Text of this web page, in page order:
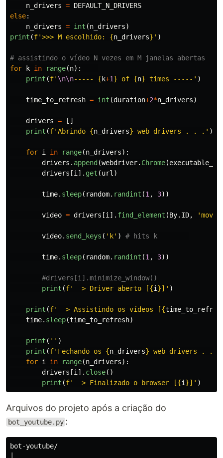
n_drivers = DEFAULT_N_DRIVERS
else:
n_drivers = int (n_drivers)
print (f'>>> M escolhido: {n_drivers} ' )
for
k in range(n):
print (f' \n\n----- { k+1} of {n} times ----- ' )
time_to_refresh = int (duration+2*n_drivers)
drivers =
[]
print (f'Abrindo {n_drivers} web drivers . . . ' )
for i in range(n_drivers):
drivers . append (webdriver. Chrome(
drivers [i ]. get (url )
time. sleep( random. randint (1 , 3))
video = drivers [i ]. find_element (By. ID, '
video. send_keys ( ' k' )
time. sleep( random. randint (1 , 3))
print (f'
  > Driver aberto [
{i }] ' )
print (f'
  > Assistindo os vídeos [
{
time. sleep(time_to_refresh)
print ( '' )
print (f' Fechando os {n_drivers} web drivers . . .
for i in range(n_drivers):
drivers [i ]. close()
print (f'
  > Finalizado o browser [
{i }] ' )
Arquivos do projeto após a criação do
bot_youtube.py :
bot-youtube/